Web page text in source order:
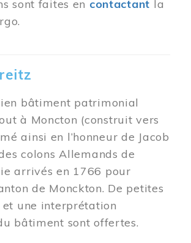
sont faites en contactant la
bâtiment patrimonial
à Moncton (construit vers
ainsi en l’honneur de Jacob
colons Allemands de
arrivés en 1766 pour
de Monckton. De petites
et une interprétation
bâtiment sont offertes.